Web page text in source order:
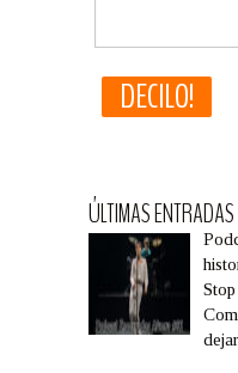
ÚLTIMAS ENTRADAS